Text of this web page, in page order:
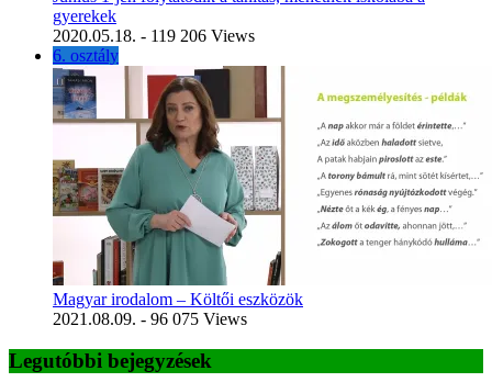
gyerekek
2020.05.18. - 119 206 Views
6. osztály
Magyar irodalom – Költői eszközök
2021.08.09. - 96 075 Views
Legutóbbi bejegyzések